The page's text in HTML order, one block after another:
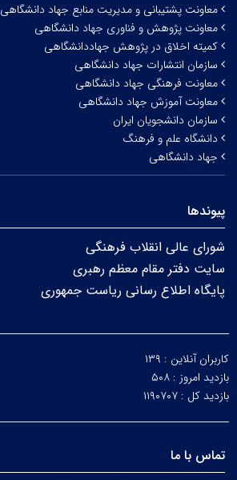
معاونت پشتیبانی و مدیریت منابع جهاد دانشگاهی
معاونت پژوهش و فناوری جهاد دانشگاهی
کمیته اخلاق در پژوهش جهاددانشگاهی
سازمان انتشارات جهاد دانشگاهی
معاونت فرهنگی جهاد دانشگاهی
معاونت آموزش جهاد دانشگاهی
سازمان دانشجویان ایران
دانشگاه علم و فرهنگ
جهاد دانشگاهی
پیوندها
شورای عالی انقلاب فرهنگی
سایت دفتر مقام معظم رهبری
پایگاه اطلاع رسانی ریاست جمهوری
کاربران آنلاین : ۱۳۹
بازدید امروز : ۵۰۸
بازدید کل : ۱۱۹۰۷۰۷
تماس با ما